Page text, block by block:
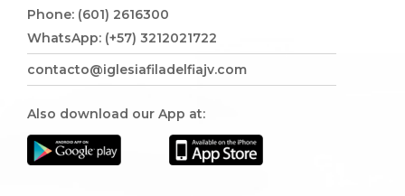
Phone: (601) 2616300
WhatsApp: (+57) 3212021722
contacto@iglesiafiladelfiajv.com
Also download our App at: